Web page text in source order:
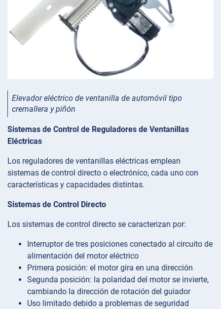
Elevador eléctrico de ventanilla de automóvil tipo
cremallera y piñón
Sistemas de Control de Reguladores de Ventanillas
Eléctricas
Los reguladores de ventanillas eléctricas emplean
sistemas de control directo o electrónico, cada uno con
características y capacidades distintas.
Sistemas de Control Directo
Los sistemas de control directo se caracterizan por:
Interruptor de tres posiciones conectado al circuito de
alimentación del motor eléctrico
Primera posición: el motor gira en una dirección
Segunda posición: la polaridad del motor se invierte,
cambiando la dirección de rotación del guiador
Uso limitado debido a problemas de seguridad